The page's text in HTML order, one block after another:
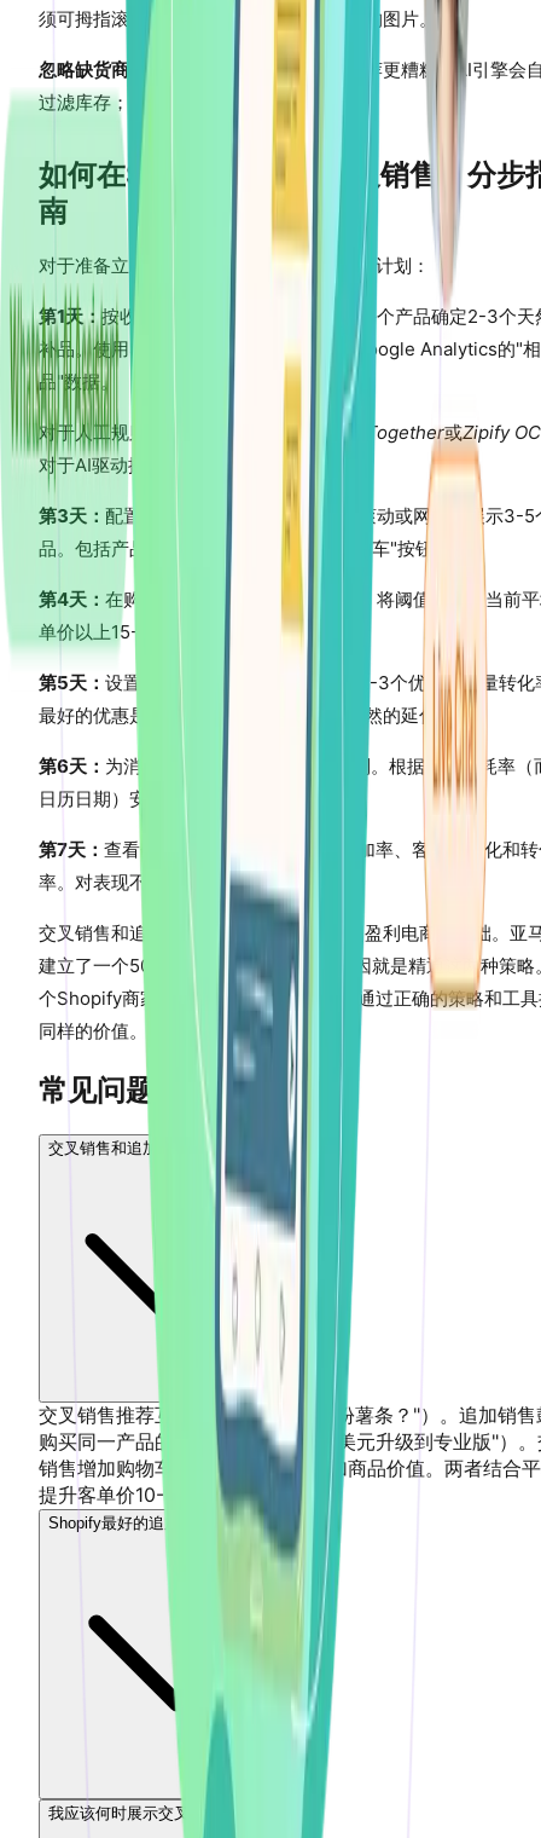
须可拇指滚动，有清晰的CTA和快速加载的图片。
忽略缺货商品：
推荐已售罄的产品比不推荐更糟糕。AI引擎会
过滤库存；人工方法需要持续监控。
如何在Shopify上实施交叉销售：分步
南
对于准备立即实施的商家，以下是7天执行计划：
第1天：按收入分析您的前20个产品。为每个产品确定2-3个天
补品。使用Shopify的"产品推荐"报告或Google Analytics的"
品"数据。
对于人工规则，使用 Frequently Bought Together或Zipify
对于AI驱动推荐，使用
。
第3天： 配置产品页面交叉销售。在横向滚动或网格中展示3-5
品。包括产品图片、价格和一键"加入购物车"按钮。
第4天： 在购物车页面添加免运费进度条。将阈值设定在当前
单价以上15-20%，以鼓励升级。
第5天： 设置购买后一键追加销售。测试2-3个优惠并衡量转化
最好的优惠是低成本的附加品，感觉像自然的延伸。
第6天： 为消耗品创建3封邮件的补货序列。根据平均消耗率（
日历日期）安排邮件。
第7天： 查看分析数据。衡量交叉销售附加率、客单价变化和
率。对表现不佳的推荐进行迭代。
交叉销售和追加销售不是噱头——它们是盈利电商的基础。亚
建立了一个5000亿美元的业务，部分原因就是精通这两种策略
个Shopify商家，无论规模大小，都可以通过正确的策略和工
同样的价值。
常见问题
交叉销售和追加销售有什么区别？
交叉销售推荐互补产品（"要不要加份薯条？"）。追加销售
购买同一产品的更贵版本（"多付10美元升级到专业版"）
销售增加购物车规模；追加销售增加商品价值。两者结合
提升客单价10-30%。
Shopify最好的追加销售应用是什么？
我应该何时展示交叉销售推荐？